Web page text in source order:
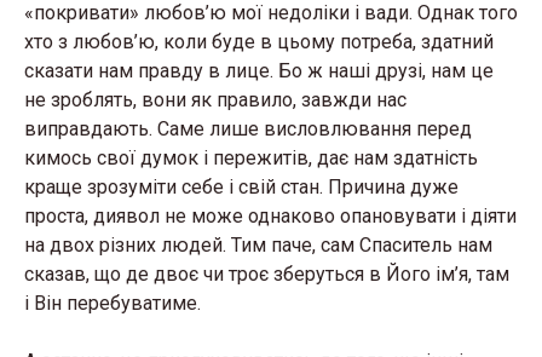
«покривати» любов’ю мої недоліки і вади. Однак того
хто з любов’ю, коли буде в цьому потреба, здатний
сказати нам правду в лице. Бо ж наші друзі, нам це
не зроблять, вони як правило, завжди нас
виправдають. Саме лише висловлювання перед
кимось свої думок і пережитів, дає нам здатність
краще зрозуміти себе і свій стан. Причина дуже
проста, диявол не може однаково опановувати і діяти
на двох різних людей. Тим паче, сам Спаситель нам
сказав, що де двоє чи троє зберуться в Його ім’я, там
і Він перебуватиме.